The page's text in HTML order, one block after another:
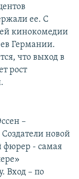
ее. С
кинокомедии
Германии.
что выход в
рост
–
новой
фюрер - самая
Вход – по